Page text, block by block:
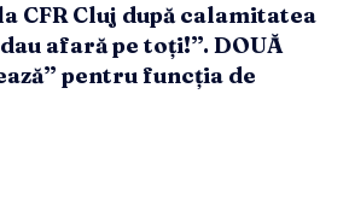
CFR Cluj după calamitatea
afară pe toți!”. DOUĂ
pentru funcția de